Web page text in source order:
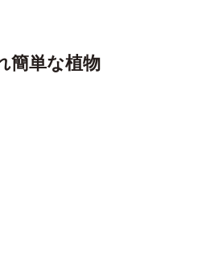
簡単な植物